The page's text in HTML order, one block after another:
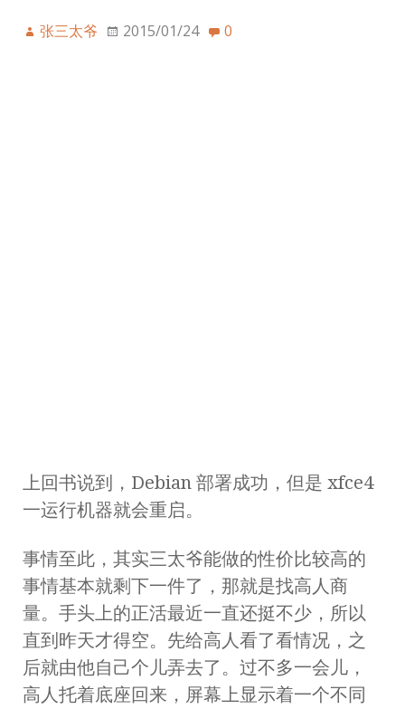
张三太爷 2015/01/24 0
上回书说到，Debian 部署成功，但是 xfce4
一运行机器就会重启。
事情至此，其实三太爷能做的性价比较高的
事情基本就剩下一件了，那就是找高人商
量。手头上的正活最近一直还挺不少，所以
直到昨天才得空。先给高人看了看情况，之
后就由他自己个儿弄去了。过不多一会儿，
高人托着底座回来，屏幕上显示着一个不同